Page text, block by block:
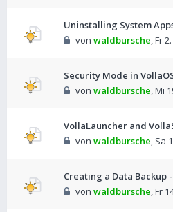
Uninstalling System
von waldbursche,Fr
Security Mode in
von waldbursche,Mi
VollaLauncher and
von waldbursche, Sa
Creating a Data Backup
von waldbursche,Fr